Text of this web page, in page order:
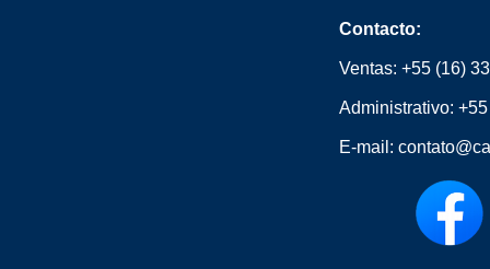
Contacto:
Ventas: +55 (16)
Administrativo:
E-mail: